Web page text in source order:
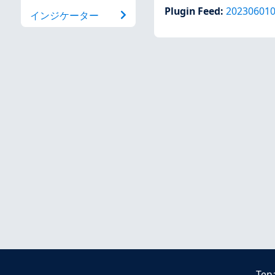
インジケーター
Plugin Feed: